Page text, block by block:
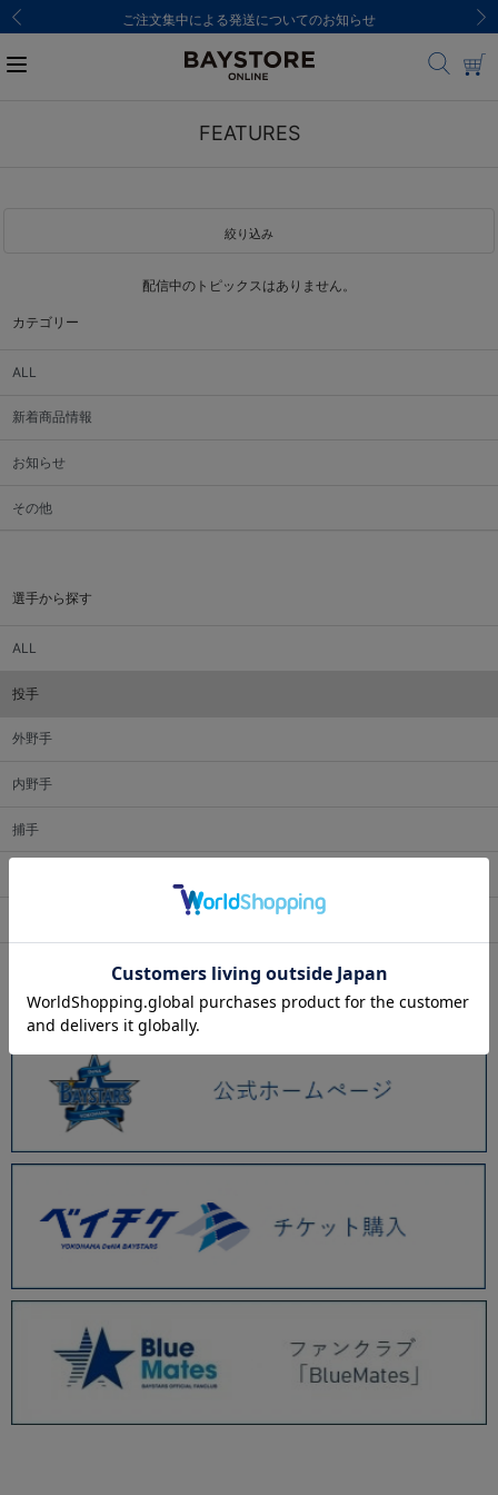
ご注文集中による発送についてのお知らせ
カテゴリー
ALL
新着商品情報
お知らせ
その他
選手から探す
ALL
投手
外野手
内野手
捕手
FEATURES
絞り込み
配信中のトピックスはありません。